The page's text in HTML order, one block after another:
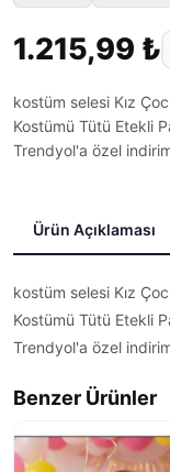
1.215,99 ₺
kostüm selesi Kız
Kostümü Tütü Etekli
Trendyol'a özel
Ürün Açıklaması
kostüm selesi Kız
Kostümü Tütü Etekli
Trendyol'a özel
Benzer Ürünler